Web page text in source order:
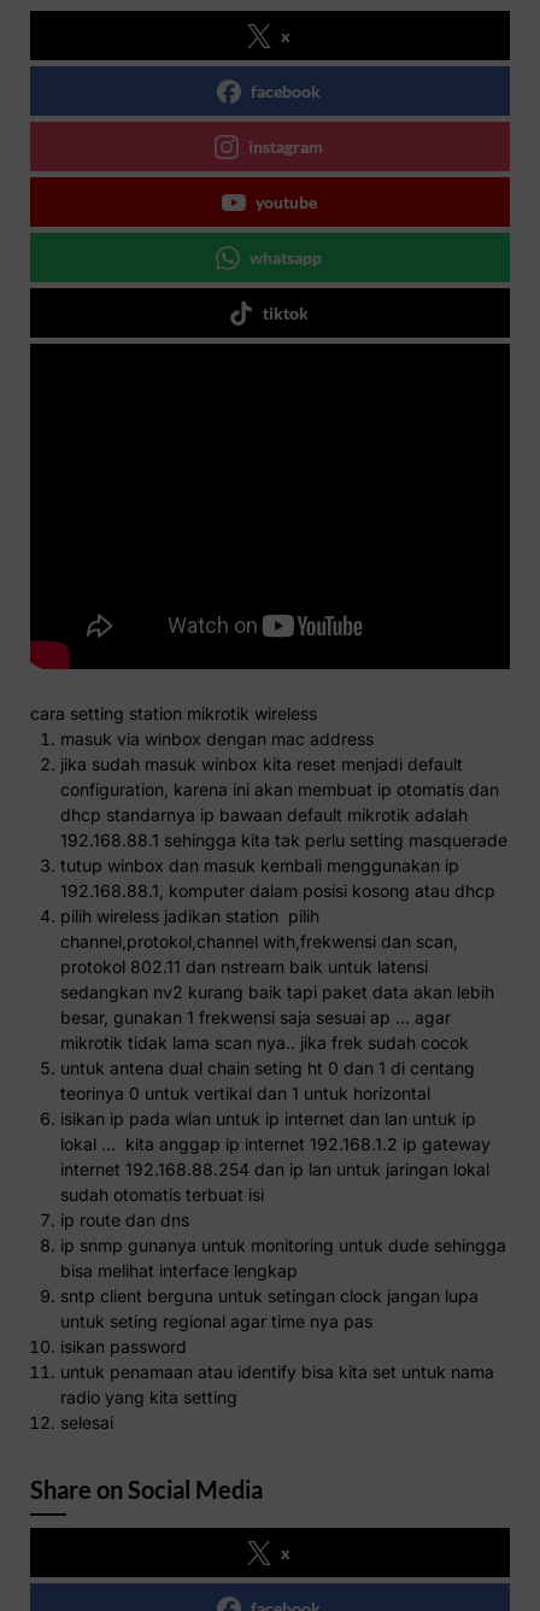
x
facebook
instagram
youtube
whatsapp
tiktok
cara setting station mikrotik wireless
masuk via winbox dengan mac address
jika sudah masuk winbox kita reset menjadi default
configuration, karena ini akan membuat ip otomatis dan
dhcp standarnya ip bawaan default mikrotik adalah
192.168.88.1 sehingga kita tak perlu setting masquerade
tutup winbox dan masuk kembali menggunakan ip
192.168.88.1, komputer dalam posisi kosong atau dhcp
pilih wireless jadikan station pilih
channel,protokol,channel with,frekwensi dan scan,
protokol 802.11 dan nstream baik untuk latensi
sedangkan nv2 kurang baik tapi paket data akan lebih
besar, gunakan 1 frekwensi saja sesuai ap … agar
mikrotik tidak lama scan nya.. jika frek sudah cocok
untuk antena dual chain seting ht 0 dan 1 di centang
teorinya 0 untuk vertikal dan 1 untuk horizontal
isikan ip pada wlan untuk ip internet dan lan untuk ip
lokal … kita anggap ip internet 192.168.1.2 ip gateway
internet 192.168.88.254 dan ip lan untuk jaringan lokal
sudah otomatis terbuat isi
ip route dan dns
ip snmp gunanya untuk monitoring untuk dude sehingga
bisa melihat interface lengkap
sntp client berguna untuk setingan clock jangan lupa
untuk seting regional agar time nya pas
isikan password
untuk penamaan atau identify bisa kita set untuk nama
radio yang kita setting
selesai
Share on Social Media
x